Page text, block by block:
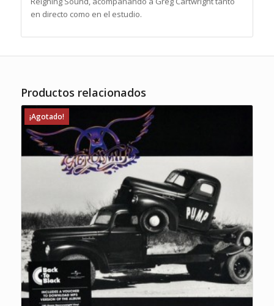
en directo como en el estudio.
Productos relacionados
¡Agotado!